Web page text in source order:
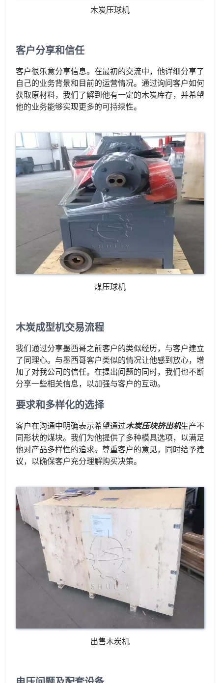
木炭压球机
客户分享和信任
客户很乐意分享信息。在最初的交流中，他详细分享了
自己的业务背景和目前的运营情况。通过询问客户如何
获取原材料，我们了解到他有一定的木炭库存，并希望
他的业务能够实现更多的可持续性。
煤压球机
木炭成型机交易流程
我们通过分享墨西哥之前客户的类似经历，与客户建立
了同理心。与墨西哥客户类似的情况让他感到放心，增
加了对我公司的信任。在提出问题的同时，我们也不断
分享一些相关信息，以加强与客户的互动。
要求和多样化的选择
客户在沟通中明确表示希望通过木炭压块挤出机生产不
同形状的煤块。我们为他提供了多种模具选项，以满足
他对产品多样性的追求。尊重客户的意见，同时给予建
议，以确保客户充分理解购买决策。
出售木炭机